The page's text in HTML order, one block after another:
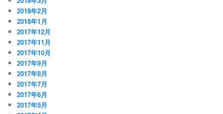
2018年2月
2018年1月
2017年12月
2017年11月
2017年10月
2017年9月
2017年8月
2017年7月
2017年6月
2017年5月